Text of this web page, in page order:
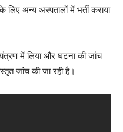
अन्य अस्पतालों में भर्ती कराया
में लिया और घटना की जांच
जांच की जा रही है।